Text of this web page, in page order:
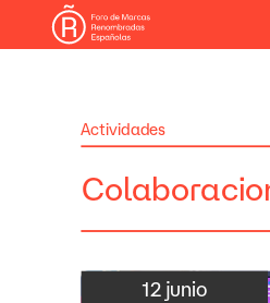
12 junio
Actividades